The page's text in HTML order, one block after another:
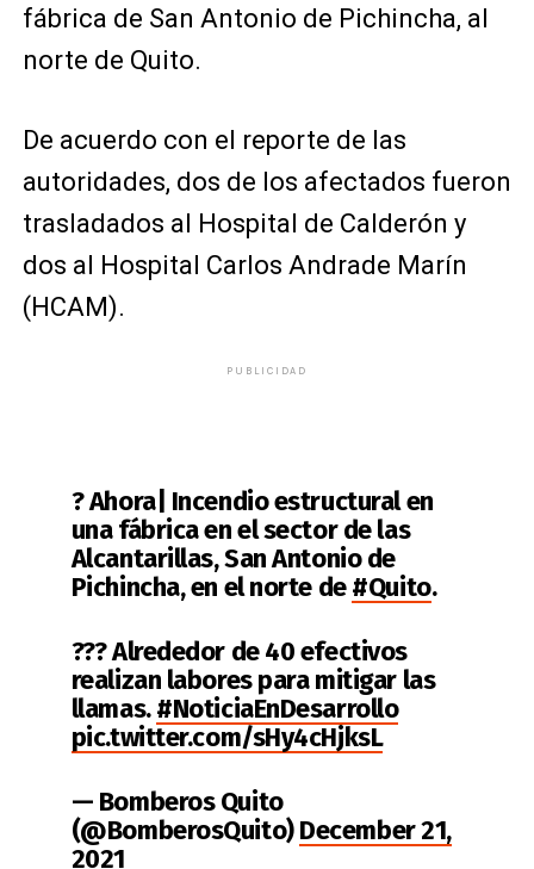
fábrica de San Antonio de Pichincha, al
norte de Quito.
De acuerdo con el reporte de las
autoridades, dos de los afectados fueron
trasladados al Hospital de Calderón y
dos al Hospital Carlos Andrade Marín
(HCAM).
PUBLICIDAD
? Ahora| Incendio estructural en
una fábrica en el sector de las
Alcantarillas, San Antonio de
Pichincha, en el norte de#Quito.
??‍? Alrededor de 40 efectivos
realizan labores para mitigar las
llamas.#NoticiaEnDesarrollo
pic.twitter.com/sHy4cHjksL
— Bomberos Quito
(@BomberosQuito)December 21,
2021